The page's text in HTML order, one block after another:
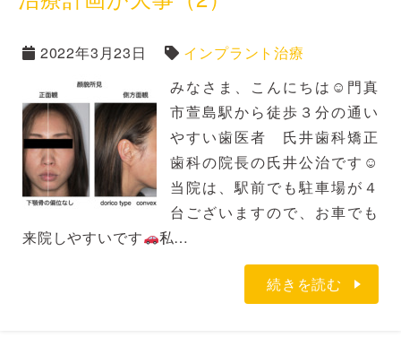
2022年3月23日
インプラント治療
みなさま、こんにちは☺門真
市萱島駅から徒歩３分の通い
やすい歯医者 氏井歯科矯正
歯科の院長の氏井公治です☺
当院は、駅前でも駐車場が４
台ございますので、お車でも
来院しやすいです
私…
続きを読む